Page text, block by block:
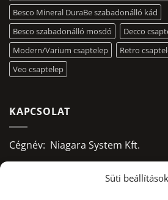
Süti beállítások
Besco Mineral DuraBe szabadonálló kád
Besco szabadonálló mosdó
Decco
Modern/Varium csaptelep
Retro
Veo csaptelep
KAPCSOLAT
Cégnév: Niagara System Kft.
Adószám: 13156668-2-09